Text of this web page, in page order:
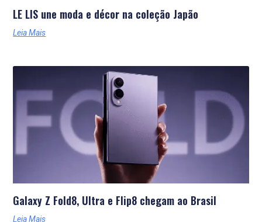
LE LIS une moda e décor na coleção Japão
Leia Mais
Galaxy Z Fold8, Ultra e Flip8 chegam ao Brasil
Leia Mais